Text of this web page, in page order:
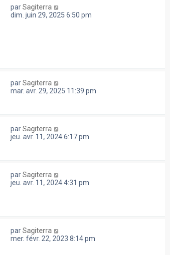
parSagiterra
dim. juin 29, 2025 6:50 pm
parSagiterra
mar. avr. 29, 2025 11:39 pm
parSagiterra
jeu. avr. 11, 2024 6:17 pm
parSagiterra
jeu. avr. 11, 2024 4:31 pm
parSagiterra
mer. févr. 22, 2023 8:14 pm